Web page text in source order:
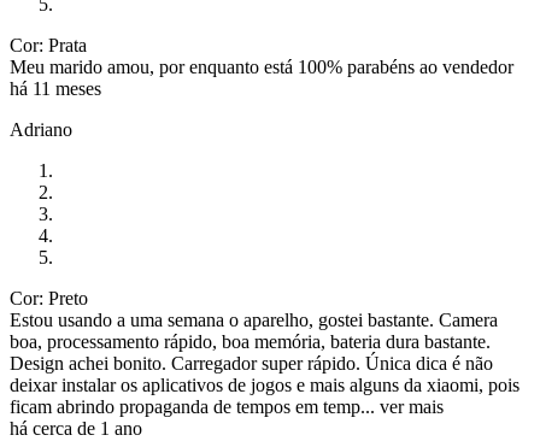
Cor: Prata
Meu marido amou, por enquanto está 100% parabéns ao vendedor
há 11 meses
Adriano
Cor: Preto
Estou usando a uma semana o aparelho, gostei bastante. Camera
boa, processamento rápido, boa memória, bateria dura bastante.
Design achei bonito. Carregador super rápido. Única dica é não
deixar instalar os aplicativos de jogos e mais alguns da xiaomi, pois
ficam abrindo propaganda de tempos em temp... ver mais
há cerca de 1 ano